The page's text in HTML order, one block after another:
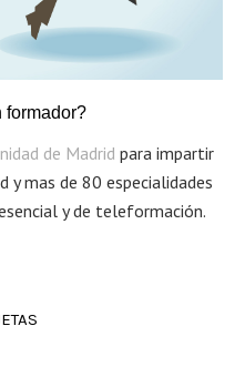
formador?
de Madrid para impartir
mas de 80 especialidades
y de teleformación.